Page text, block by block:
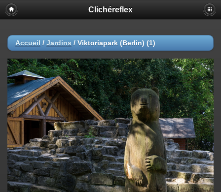
Clichéreflex
Accueil / Jardins / Viktoriapark (Berlin) (1)